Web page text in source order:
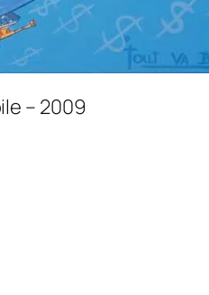
– 2009